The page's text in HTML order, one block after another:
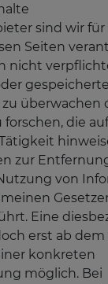
sind wir für
Seiten
nicht
überwachen
die
zur
von
Eine
erst ab
konkreten
möglich. Bei